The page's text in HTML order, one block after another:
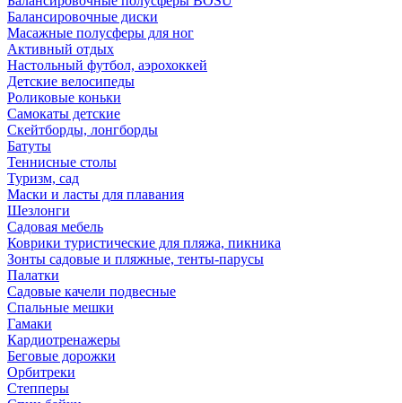
Балансировочные диски
Масажные полусферы для ног
Активный отдых
Настольный футбол, аэрохоккей
Детские велосипеды
Роликовые коньки
Самокаты детские
Скейтборды, лонгборды
Батуты
Теннисные столы
Туризм, сад
Маски и ласты для плавания
Шезлонги
Садовая мебель
Коврики туристические для пляжа, пикника
Зонты садовые и пляжные, тенты-парусы
Палатки
Садовые качели подвесные
Спальные мешки
Гамаки
Кардиотренажеры
Беговые дорожки
Орбитреки
Степперы